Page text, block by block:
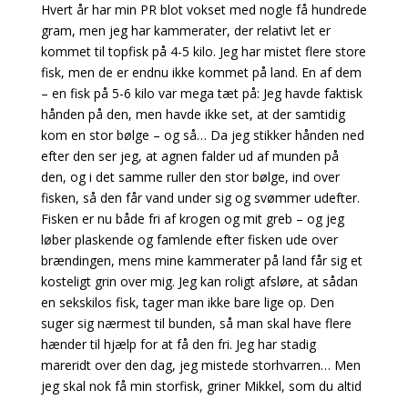
Hvert år har min PR blot vokset med nogle få hundrede
gram, men jeg har kammerater, der relativt let er
kommet til topfisk på 4-5 kilo. Jeg har mistet flere store
fisk, men de er endnu ikke kommet på land. En af dem
– en fisk på 5-6 kilo var mega tæt på: Jeg havde faktisk
hånden på den, men havde ikke set, at der samtidig
kom en stor bølge – og så… Da jeg stikker hånden ned
efter den ser jeg, at agnen falder ud af munden på
den, og i det samme ruller den stor bølge, ind over
fisken, så den får vand under sig og svømmer udefter.
Fisken er nu både fri af krogen og mit greb – og jeg
løber plaskende og famlende efter fisken ude over
brændingen, mens mine kammerater på land får sig et
kosteligt grin over mig. Jeg kan roligt afsløre, at sådan
en sekskilos fisk, tager man ikke bare lige op. Den
suger sig nærmest til bunden, så man skal have flere
hænder til hjælp for at få den fri. Jeg har stadig
mareridt over den dag, jeg mistede storhvarren… Men
jeg skal nok få min storfisk, griner Mikkel, som du altid